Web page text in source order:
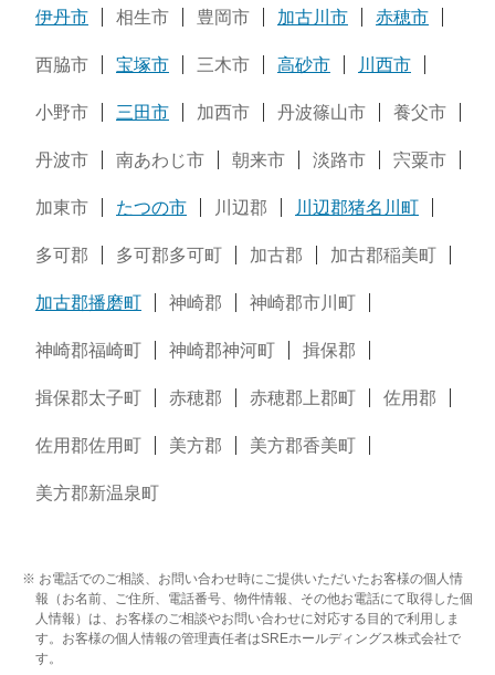
伊丹市 相生市 豊岡市 加古川市 赤穂市
西脇市 宝塚市 三木市 高砂市 川西市
小野市 三田市 加西市 丹波篠山市 養父市
丹波市 南あわじ市 朝来市 淡路市 宍粟市
加東市 たつの市 川辺郡 川辺郡猪名川町
多可郡 多可郡多可町 加古郡 加古郡稲美町
加古郡播磨町 神崎郡 神崎郡市川町
神崎郡福崎町 神崎郡神河町 揖保郡
揖保郡太子町 赤穂郡 赤穂郡上郡町 佐用郡
佐用郡佐用町 美方郡 美方郡香美町
美方郡新温泉町
お電話でのご相談、お問い合わせ時にご提供いただいたお客様の個人情
報（お名前、ご住所、電話番号、物件情報、その他お電話にて取得した個
人情報）は、お客様のご相談やお問い合わせに対応する目的で利用しま
す。お客様の個人情報の管理責任者はSREホールディングス株式会社で
す。